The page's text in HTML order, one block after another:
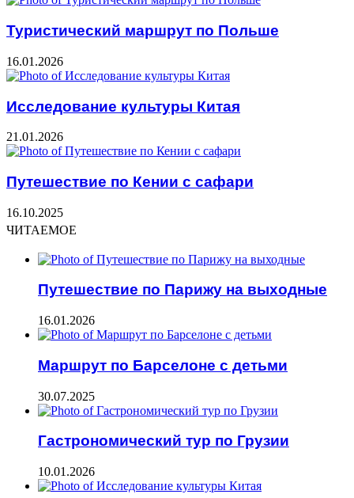
Туристический маршрут по Польше
16.01.2026
Исследование культуры Китая
21.01.2026
Путешествие по Кении с сафари
16.10.2025
ЧИТАЕМОЕ
Путешествие по Парижу на выходные
16.01.2026
Маршрут по Барселоне с детьми
30.07.2025
Гастрономический тур по Грузии
10.01.2026